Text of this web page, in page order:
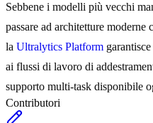
Sebbene i modelli più vecchi
passare ad architetture moderne
la Ultralytics Platform
ai flussi di lavoro di
supporto multi-task disponibile
Contributori